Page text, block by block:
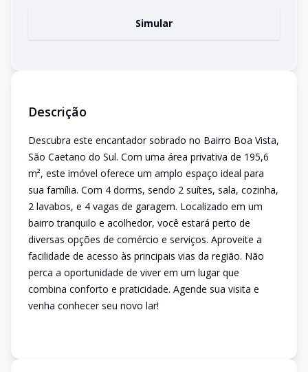
Simular
Descrição
Descubra este encantador sobrado no Bairro Boa Vista,
São Caetano do Sul. Com uma área privativa de 195,6
m², este imóvel oferece um amplo espaço ideal para
sua família. Com 4 dorms, sendo 2 suítes, sala, cozinha,
2 lavabos, e 4 vagas de garagem. Localizado em um
bairro tranquilo e acolhedor, você estará perto de
diversas opções de comércio e serviços. Aproveite a
facilidade de acesso às principais vias da região. Não
perca a oportunidade de viver em um lugar que
combina conforto e praticidade. Agende sua visita e
venha conhecer seu novo lar!